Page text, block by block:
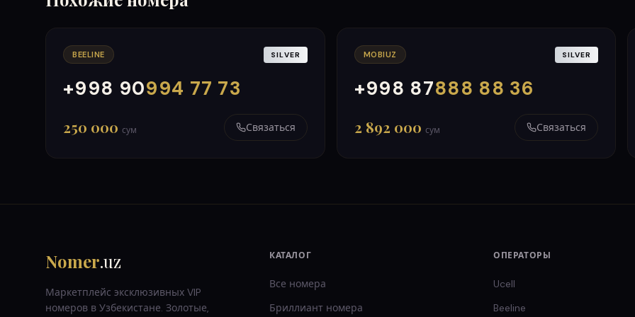
BEELINE SILVER
+998 90994 77 73
000
999
250 000 сум Связаться
MOBIUZ SILVER
+998 87888 88 36
000
999
2 892 000 сум Связаться
Nomer.uz
Маркетплейс эксклюзивных VIP
номеров в Узбекистане. Золотые,
КАТАЛОГ
Все номера
Бриллиант номера
ОПЕРАТОРЫ
Ucell
Beeline